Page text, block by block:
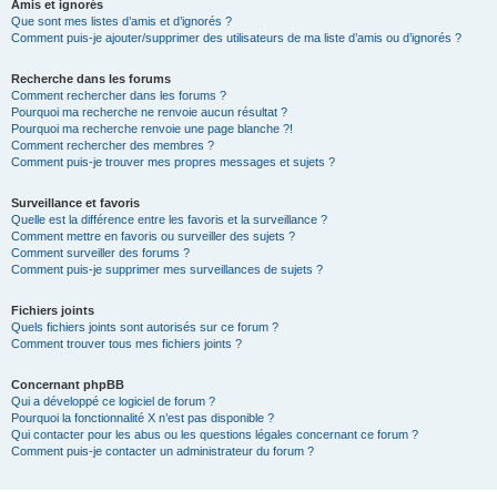
Amis et ignorés
Que sont mes listes d’amis et d’ignorés ?
Comment puis-je ajouter/supprimer des utilisateurs de ma liste d’amis ou d’ignorés ?
Recherche dans les forums
Comment rechercher dans les forums ?
Pourquoi ma recherche ne renvoie aucun résultat ?
Pourquoi ma recherche renvoie une page blanche ?!
Comment rechercher des membres ?
Comment puis-je trouver mes propres messages et sujets ?
Surveillance et favoris
Quelle est la différence entre les favoris et la surveillance ?
Comment mettre en favoris ou surveiller des sujets ?
Comment surveiller des forums ?
Comment puis-je supprimer mes surveillances de sujets ?
Fichiers joints
Quels fichiers joints sont autorisés sur ce forum ?
Comment trouver tous mes fichiers joints ?
Concernant phpBB
Qui a développé ce logiciel de forum ?
Pourquoi la fonctionnalité X n’est pas disponible ?
Qui contacter pour les abus ou les questions légales concernant ce forum ?
Comment puis-je contacter un administrateur du forum ?